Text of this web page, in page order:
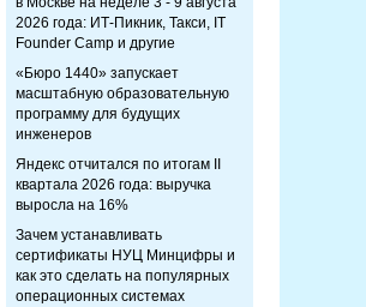
2026 года: ИТ-Пикник, Такси, IT
Founder Camp и другие
«Бюро 1440» запускает
масштабную образовательную
программу для будущих
инженеров
Яндекс отчитался по итогам II
квартала 2026 года: выручка
выросла на 16%
Зачем устанавливать
сертификаты НУЦ Минцифры и
как это сделать на популярных
операционных системах